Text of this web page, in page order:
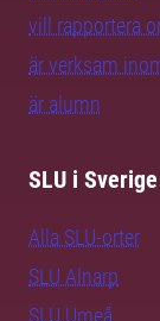
vill rapportera
är verksam
är alumn
SLU i Sverige
Alla SLU-orter
SLU Alnarp
SLU Umeå